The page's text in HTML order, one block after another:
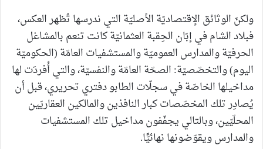
ولكنّ الوثائق الإقتصاديّة الأصليّة التي ندرسها تُظهر العكس،
فبلاد الشام في إبّان الحِقبة العثمانيّة كانت تنعم بالمشاغل
الحرفيّة والمدارس العموميّة والمستشفيات العامّة (الحكوميّة
اليوم) والتخصّصيّة: الصحّة العامّة والنفسيّة، والتي أُفردَت لها
مداخيلها الخاصّة في سجلّات الطابو دفتري تحريري، قبل أن
يُصادِر تلك المخصّصات كبار النافذين والمالكين العقاريّين
المحلّيّين، وبالتالي يجفّفون مداخيل تلك المستشفيات
والمدارس ويقوّضونها نهائيًّا.